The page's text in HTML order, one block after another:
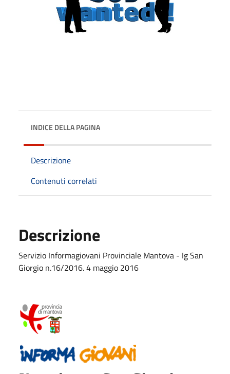
INDICE DELLA PAGINA
Descrizione
Contenuti correlati
Descrizione
Servizio Informagiovani Provinciale Mantova - Ig San
Giorgio n.16/2016. 4 maggio 2016